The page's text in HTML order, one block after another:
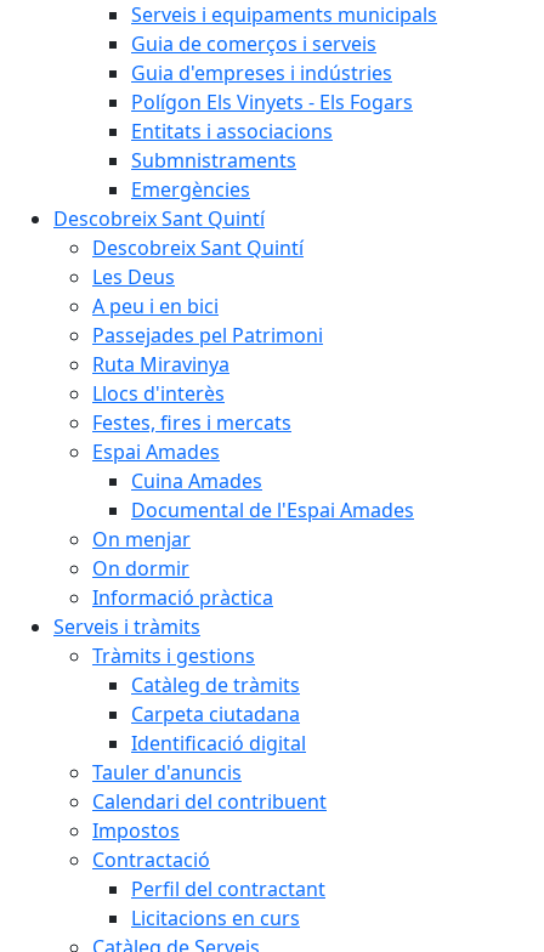
Serveis i equipaments municipals
Guia de comerços i serveis
Guia d'empreses i indústries
Polígon Els Vinyets - Els Fogars
Entitats i associacions
Submnistraments
Emergències
Descobreix Sant Quintí
Descobreix Sant Quintí
Les Deus
A peu i en bici
Passejades pel Patrimoni
Ruta Miravinya
Llocs d'interès
Festes, fires i mercats
Espai Amades
Cuina Amades
Documental de l'Espai Amades
On menjar
On dormir
Informació pràctica
Serveis i tràmits
Tràmits i gestions
Catàleg de tràmits
Carpeta ciutadana
Identificació digital
Tauler d'anuncis
Calendari del contribuent
Impostos
Contractació
Perfil del contractant
Licitacions en curs